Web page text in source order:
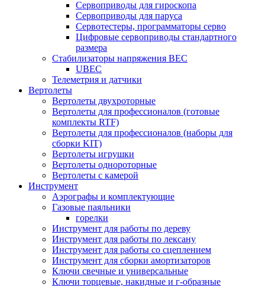
Сервоприводы для гироскопа
Сервоприводы для паруса
Сервотестеры, программаторы серво
Цифровые сервоприводы стандартного
размера
Стабилизаторы напряжения BEC
UBEC
Телеметрия и датчики
Вертолеты
Вертолеты двухроторные
Вертолеты для профессионалов (готовые
комплекты RTF)
Вертолеты для профессионалов (наборы для
сборки KIT)
Вертолеты игрушки
Вертолеты однороторные
Вертолеты с камерой
Инструмент
Аэрографы и комплектующие
Газовые паяльники
горелки
Инструмент для работы по дереву
Инструмент для работы по лексану
Инструмент для работы со сцеплением
Инструмент для сборки амортизаторов
Ключи свечные и универсальные
Ключи торцевые, накидные и г-образные